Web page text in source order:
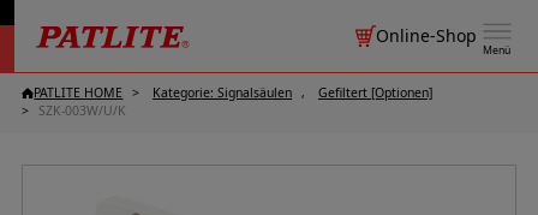
Menü
Online-Shop
PATLITE HOME Kategorie: Signalsäulen
Gefiltert [Optionen]
SZK-003W/U/K